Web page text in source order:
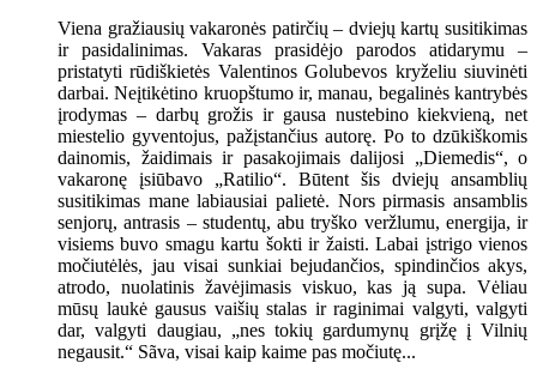
Viena gražiausių vakaronės patirčių – dviejų kartų susitikimas
ir pasidalinimas. Vakaras prasidėjo parodos atidarymu –
pristatyti rūdiškietės Valentinos Golubevos kryželiu siuvinėti
darbai. Neįtikėtino kruopštumo ir, manau, begalinės kantrybės
įrodymas – darbų grožis ir gausa nustebino kiekvieną, net
miestelio gyventojus, pažįstančius autorę. Po to dzūkiškomis
dainomis, žaidimais ir pasakojimais dalijosi „Diemedis“, o
vakaronę įsiūbavo „Ratilio“. Būtent šis dviejų ansamblių
susitikimas mane labiausiai palietė. Nors pirmasis ansamblis
senjorų, antrasis – studentų, abu tryško veržlumu, energija, ir
visiems buvo smagu kartu šokti ir žaisti. Labai įstrigo vienos
močiutėlės, jau visai sunkiai bejudančios, spindinčios akys,
atrodo, nuolatinis žavėjimasis viskuo, kas ją supa. Vėliau
mūsų laukė gausus vaišių stalas ir raginimai valgyti, valgyti
dar, valgyti daugiau, „nes tokių gardumynų grįžę į Vilnių
negausit.“ Sãva, visai kaip kaime pas močiutę...